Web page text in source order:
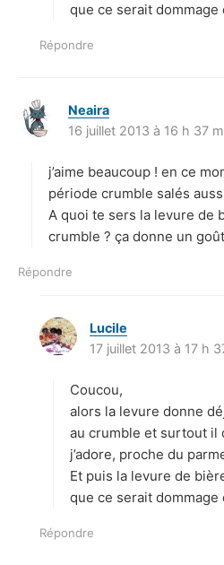
que ce serait dommage
Répondre
Neaira
i
:
16 juillet 2013 à 16 h 37
j’aime beaucoup ! en ce
période crumble salés
A quoi te sers la levure de
crumble ? ça donne un
Répondre
Lucile
i
:
17 juillet 2013 à 17 h
Coucou,
alors la levure donne
au crumble et surtout il
j’adore, proche du
Et puis la levure de
que ce serait dommage
Répondre